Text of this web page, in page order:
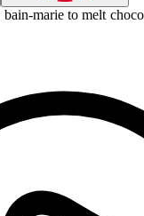
bain-marie to melt